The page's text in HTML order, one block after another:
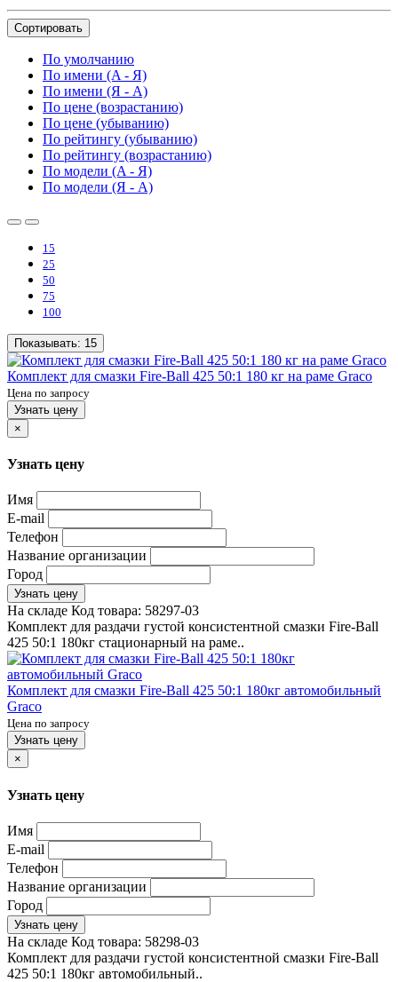
Сортировать
По умолчанию
По имени (A - Я)
По имени (Я - A)
По цене (возрастанию)
По цене (убыванию)
По рейтингу (убыванию)
По рейтингу (возрастанию)
По модели (A - Я)
По модели (Я - A)
15
25
50
75
100
Показывать: 15
Комплект для смазки Fire-Ball 425 50:1 180 кг на раме Graco
Цена по запросу
Узнать цену
×
Узнать цену
Имя
E-mail
Телефон
Название организации
Город
Узнать цену
На складе Код товара: 58297-03
Комплект для раздачи густой консистентной смазки Fire-Ball
425 50:1 180кг стационарный на раме..
Комплект для смазки Fire-Ball 425 50:1 180кг автомобильный
Graco
Цена по запросу
Узнать цену
×
Узнать цену
Имя
E-mail
Телефон
Название организации
Город
Узнать цену
На складе Код товара: 58298-03
Комплект для раздачи густой консистентной смазки Fire-Ball
425 50:1 180кг автомобильный..